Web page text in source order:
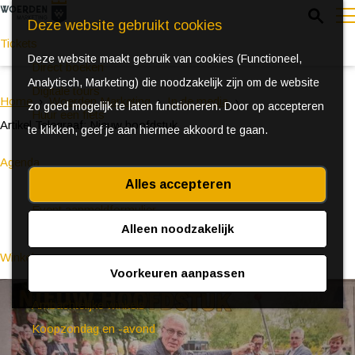
Deze website gebruikt cookies
Deze website maakt gebruik van cookies (Functioneel,
Analytisch, Marketing) die noodzakelijk zijn om de website
zo goed mogelijk te laten functioneren. Door op accepteren
te klikken, geef je aan hiermee akkoord te gaan.
Alles accepteren
Alleen noodzakelijk
Voorkeuren aanpassen
e
Tickets
Direct boeken
Digitale tours
Huur een fiets
Agenda
Ontdek Woerden in de zomer
Event aanmeldformulier
Winkelen
(Bijzondere) markten
Koopzondag en -avond
Home Woerden Marketing
In de media
Artikel Telegraaf: Nieuw hoofdstuk
Telegraaf: Nieuw
hoofdstuk